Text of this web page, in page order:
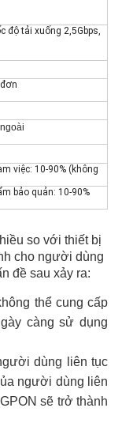
độ tải xuống 2,5Gbps,
việc: 10-90% (không
bảo quản: 10-90%
so với thiết bị
cho người dùng
đề sau xảy ra:
thể cung cấp
càng sử dụng
dùng liên tục
người dùng liên
sẽ trở thành